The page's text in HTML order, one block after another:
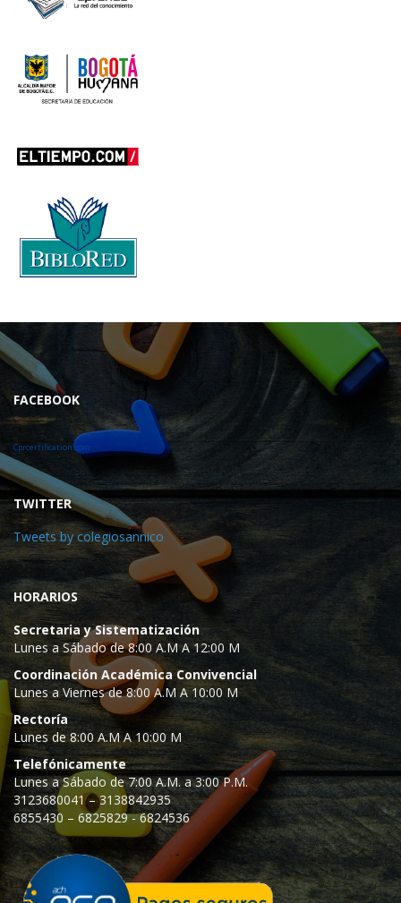
FACEBOOK
Cprcertification.com
TWITTER
Tweets by colegiosannico
HORARIOS
Secretaria y Sistematización
Lunes a Sábado de 8:00 A.M A 12:00 M
Coordinación Académica Convivencial
Lunes a Viernes de 8:00 A.M A 10:00 M
Rectoría
Lunes de 8:00 A.M A 10:00 M
Telefónicamente
Lunes a Sábado de 7:00 A.M. a 3:00 P.M.
3123680041 – 3138842935
6855430 – 6825829 - 6824536